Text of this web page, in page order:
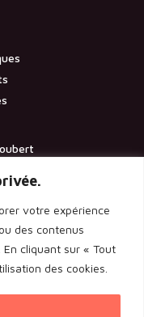
votre expérience
des contenus
cliquant sur « Tout
des cookies.
2024